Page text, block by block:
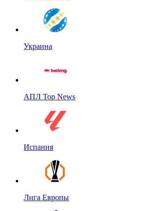
Украина
АПЛ Top News
Испания
Лига Европы